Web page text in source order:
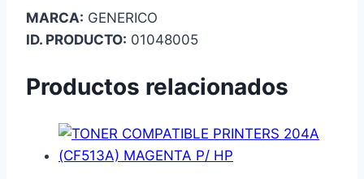
MARCA: GENERICO
ID. PRODUCTO: 01048005
Productos relacionados